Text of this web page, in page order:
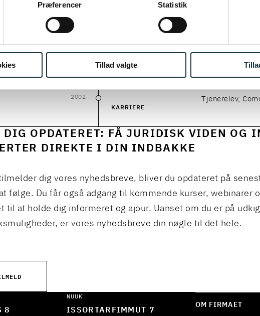
af personoplysninger her.
Præferencer Statistik
Tillad valgte
2007
Spisestedet
2002
KARRIERE
Tjenerelev,
DIG OPDATERET: FÅ JURIDISK VIDEN OG
DIREKTE I DIN INDBAKKE
dig vores nyhedsbreve, bliver du opdateret på
følge. Du får også adgang til kommende kurser, webinarer
til at holde dig informeret og ajour. Uanset om du er på
er vores nyhedsbreve din nøgle til det hele.
8
NUUK
ISSORTARFIMMUT 7
OM FIRMAET